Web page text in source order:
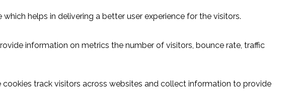
helps in delivering a better user experience for the visitors.
information on metrics the number of visitors, bounce rate, traffic
track visitors across websites and collect information to provide